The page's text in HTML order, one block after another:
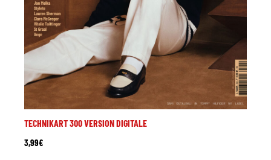
TECHNIKART 300 VERSION DIGITALE
3,99€